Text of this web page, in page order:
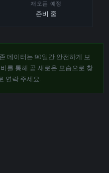
재오픈 예정
준비 중
데이터는 90일간 안전하게 보
를 통해 곧 새로운 모습으로 찾
연락 주세요.